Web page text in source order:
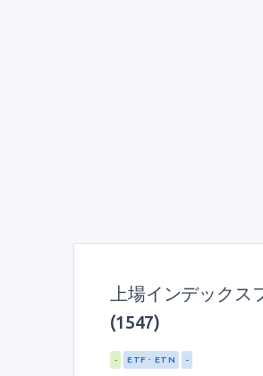
上場インデックス
(1547)
- ETF・ETN -